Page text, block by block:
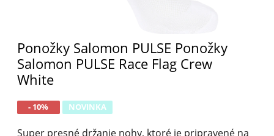
Ponožky Salomon PULSE Ponožky
Salomon PULSE Race Flag Crew
White
- 10% NOVINKA
Super presné držanie nohy, ktoré je pripravené na